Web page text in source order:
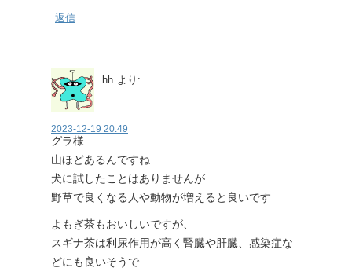
返信
hh より:
2023-12-19 20:49
グラ様
山ほどあるんですね
犬に試したことはありませんが
野草で良くなる人や動物が増えると良いです
よもぎ茶もおいしいですが、
スギナ茶は利尿作用が高く腎臓や肝臓、感染症な
どにも良いそうで